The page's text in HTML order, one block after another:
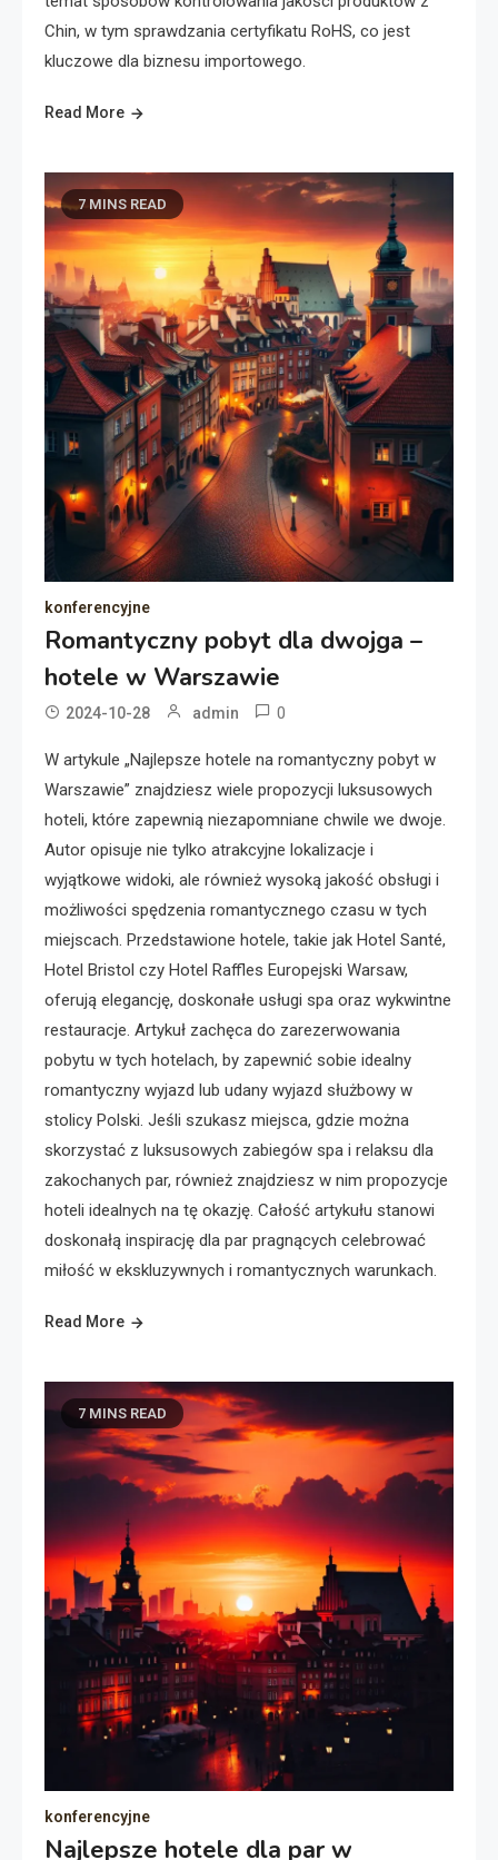
Chin, w tym sprawdzania certyfikatu RoHS, co jest
kluczowe dla biznesu importowego.
Read More
7 MINS READ
konferencyjne
Romantyczny pobyt dla dwojga –
hotele w Warszawie
2024-10-28 admin 0
W artykule „Najlepsze hotele na romantyczny pobyt w
Warszawie” znajdziesz wiele propozycji luksusowych
hoteli, które zapewnią niezapomniane chwile we dwoje.
Autor opisuje nie tylko atrakcyjne lokalizacje i
wyjątkowe widoki, ale również wysoką jakość obsługi i
możliwości spędzenia romantycznego czasu w tych
miejscach. Przedstawione hotele, takie jak Hotel Santé,
Hotel Bristol czy Hotel Raffles Europejski Warsaw,
oferują elegancję, doskonałe usługi spa oraz wykwintne
restauracje. Artykuł zachęca do zarezerwowania
pobytu w tych hotelach, by zapewnić sobie idealny
romantyczny wyjazd lub udany wyjazd służbowy w
stolicy Polski. Jeśli szukasz miejsca, gdzie można
skorzystać z luksusowych zabiegów spa i relaksu dla
zakochanych par, również znajdziesz w nim propozycje
hoteli idealnych na tę okazję. Całość artykułu stanowi
doskonałą inspirację dla par pragnących celebrować
miłość w ekskluzywnych i romantycznych warunkach.
Read More
7 MINS READ
konferencyjne
Najlepsze hotele dla par w